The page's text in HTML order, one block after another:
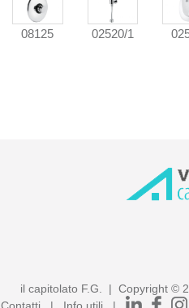
08125 02520/1
il capitolato F.G. | Copyright ©